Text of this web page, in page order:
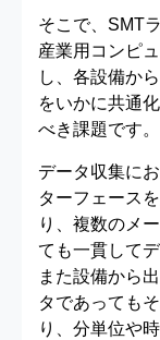
そこで、SMT
産業用コンピ
し、各設備か
をいかに共通
べき課題です。
データ収集に
ターフェース
り、複数のメ
ても一貫して
また設備から
タであっても
り、分単位や